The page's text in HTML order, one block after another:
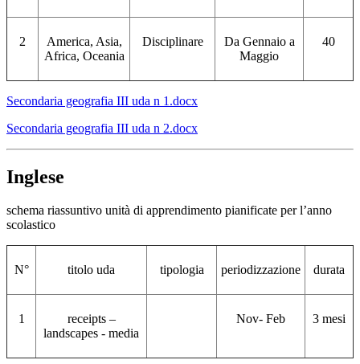
2
America, Asia,
Africa, Oceania
Disciplinare
Da Gennaio a
Maggio
40
Secondaria geografia III uda n 1.docx
Secondaria geografia III uda n 2.docx
Inglese
schema riassuntivo unità di apprendimento pianificate per l’anno
scolastico
N° titolo uda tipologia periodizzazione durata
1
receipts –
landscapes - media
Nov- Feb 3 mesi